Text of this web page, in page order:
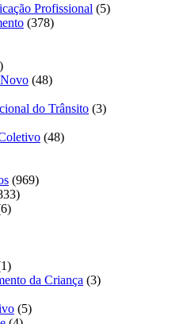
Profissional (5)
(378)
(48)
do Trânsito (3)
(48)
(969)
da Criança (3)
(5)